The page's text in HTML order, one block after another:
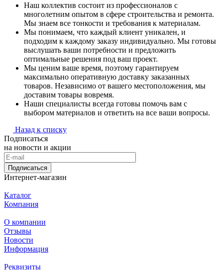
Наш коллектив состоит из профессионалов с
многолетним опытом в сфере строительства и ремонта.
Мы знаем все тонкости и требования к материалам.
Мы понимаем, что каждый клиент уникален, и
подходим к каждому заказу индивидуально. Мы готовы
выслушать ваши потребности и предложить
оптимальные решения под ваш проект.
Мы ценим ваше время, поэтому гарантируем
максимально оперативную доставку заказанных
товаров. Независимо от вашего местоположения, мы
доставим товары вовремя.
Наши специалисты всегда готовы помочь вам с
выбором материалов и ответить на все ваши вопросы.
Назад к списку
Подписаться
на новости и акции
Подписаться
Интернет-магазин
Каталог
Компания
О компании
Отзывы
Новости
Информация
Реквизиты